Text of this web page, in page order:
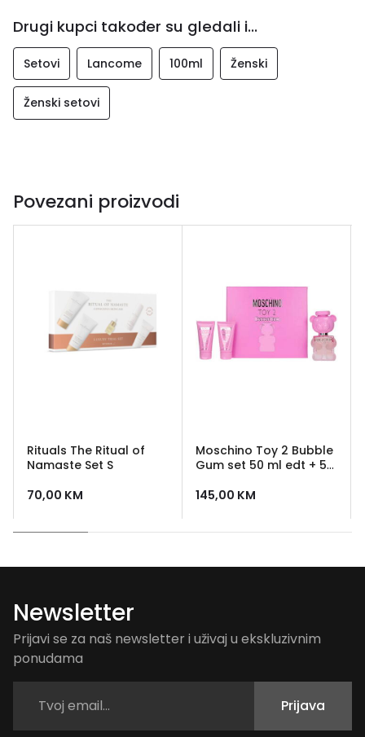
Drugi kupci također su gledali i...
Setovi Lancome 100ml Ženski
Ženski setovi
Povezani proizvodi
Rituals The Ritual of
Namaste Set S
70,00 KM
Moschino Toy 2 Bubble
Gum set 50 ml edt + 50
tusiranje
145,00 KM
Newsletter
Prijavi se za naš newsletter i uživaj u ekskluzivnim
ponudama
Prijava